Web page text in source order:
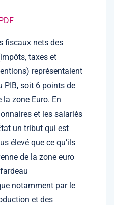
fiscaux nets des
taxes et
représentaient
PIB, soit 6 points de
zone Euro. En
et les salariés
un tribut qui est
élevé que ce qu’ils
de la zone euro
notamment par le
et des